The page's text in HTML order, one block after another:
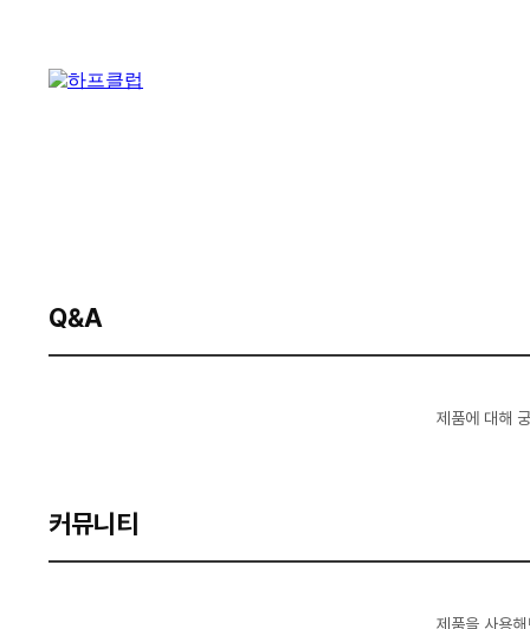
Q&A
제품에 대해
커뮤니티
제품을 사용